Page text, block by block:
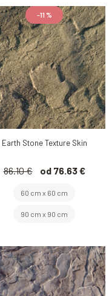
-11 %
Earth Stone Texture Skin
86.10 € od 76.63 €
60 cm x 60 cm
90 cm x 90 cm